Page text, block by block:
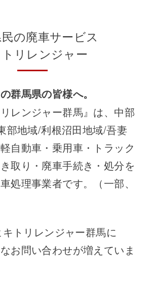
の廃車サービス
リレンジャー
群馬県の皆様へ。
レンジャー群馬』は、中部
部地域/利根沼田地域/吾妻
自動車・乗用車・トラック
取り・廃車手続き・処分を
処理事業者です。（一部、
トリレンジャー群馬に
お問い合わせが増えていま